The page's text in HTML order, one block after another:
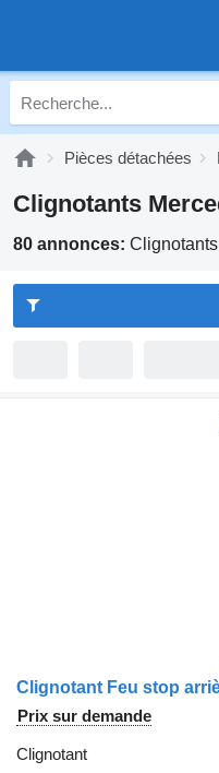
Pièces détachées
Clignotants
80 annonces:
Prix sur demande
Clignotant